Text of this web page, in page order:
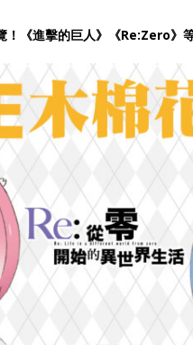
！《進擊的巨人》《Re:Zero》